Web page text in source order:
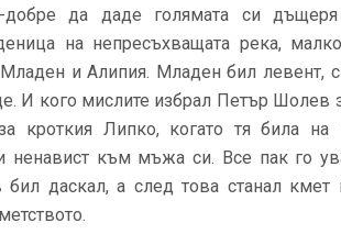
да даде голямата си
на непресъхващата река,
и Алипия. Младен бил левент,
И кого мислите избрал Петър Шолев
кроткия Липко, когато тя била
ненавист към мъжа си. Все пак го
даскал, а след това станал